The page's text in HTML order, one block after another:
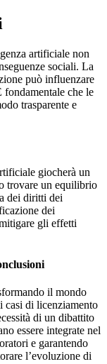
artificiale non
sociali. La
può influenzare
che le
trasparente e
giocherà un
trovare un equilibrio
dei diritti dei
dei
gli effetti
il mondo
casi di licenziamento
di un dibattito
essere integrate nel
e garantendo
l’evoluzione di